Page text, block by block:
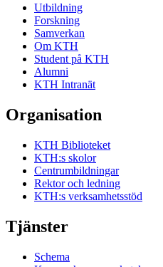
Utbildning
Forskning
Samverkan
Om KTH
Student på KTH
Alumni
KTH Intranät
Organisation
KTH Biblioteket
KTH:s skolor
Centrumbildningar
Rektor och ledning
KTH:s verksamhetsstöd
Tjänster
Schema